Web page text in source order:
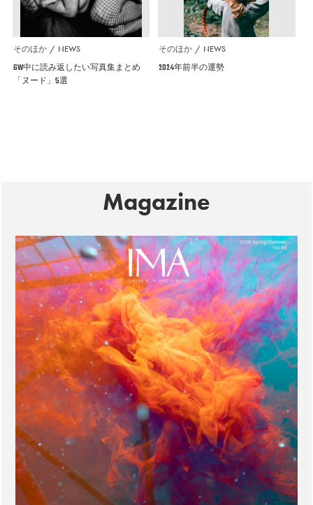
そのほか NEWS
GW中に読み返したい写真集まとめ
「ヌード」5選
そのほか NEWS
2024年前半の運勢
Magazine